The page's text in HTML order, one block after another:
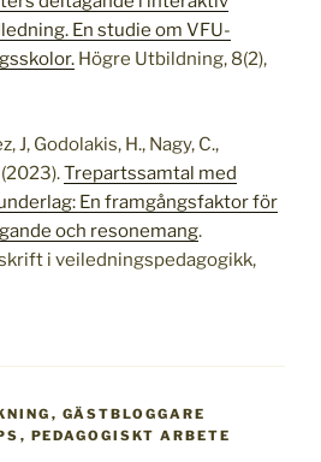
En studie om VFU-
Högre Utbildning, 8(2),
J, Godolakis, H., Nagy, C.,
Trepartssamtal med
En framgångsfaktor för
och resonemang.
i veiledningspedagogikk,
, GÄSTBLOGGARE
, PEDAGOGISKT ARBETE